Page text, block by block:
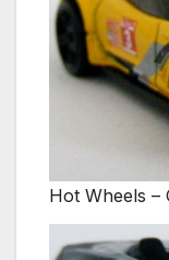
Hot Wheels –